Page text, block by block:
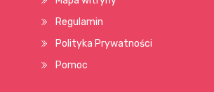
Regulamin
Polityka Prywatności
Pomoc